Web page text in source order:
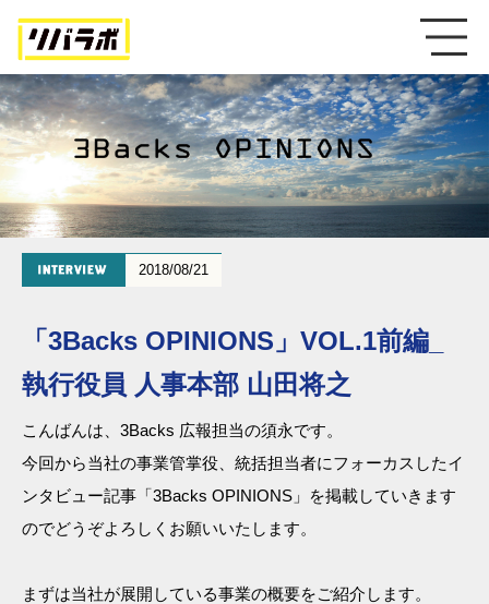
2018/08/21
「3Backs OPINIONS」VOL.1前編_
執行役員 人事本部 山田将之
こんばんは、3Backs 広報担当の須永です。
今回から当社の事業管掌役、統括担当者にフォーカスしたイ
ンタビュー記事「3Backs OPINIONS」を掲載していきます
のでどうぞよろしくお願いいたします。
まずは当社が展開している事業の概要をご紹介します。